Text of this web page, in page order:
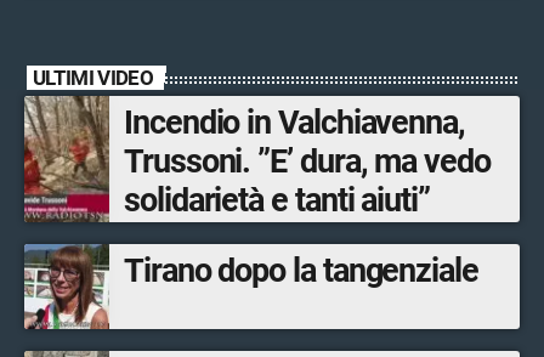
musica dal vivo
ULTIMI VIDEO
Incendio in Valchiavenna,
Trussoni. ”E’ dura, ma vedo
solidarietà e tanti aiuti”
Tirano dopo la tangenziale